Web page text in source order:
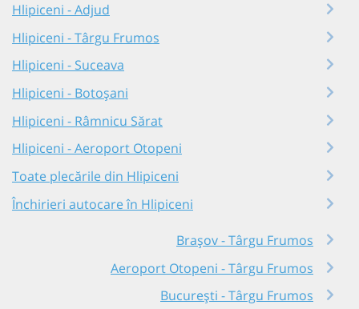
Hlipiceni - Adjud
Hlipiceni - Târgu Frumos
Hlipiceni - Suceava
Hlipiceni - Botoșani
Hlipiceni - Râmnicu Sărat
Hlipiceni - Aeroport Otopeni
Toate plecările din Hlipiceni
Închirieri autocare în Hlipiceni
Brașov - Târgu Frumos
Aeroport Otopeni - Târgu Frumos
București - Târgu Frumos